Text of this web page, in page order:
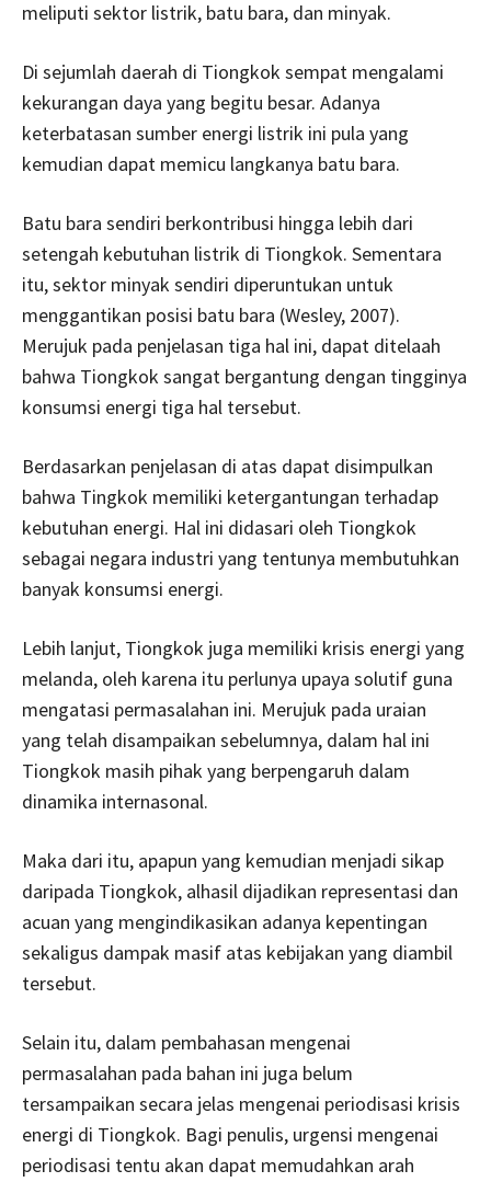
meliputi sektor listrik, batu bara, dan minyak.
Di sejumlah daerah di Tiongkok sempat mengalami
kekurangan daya yang begitu besar. Adanya
keterbatasan sumber energi listrik ini pula yang
kemudian dapat memicu langkanya batu bara.
Batu bara sendiri berkontribusi hingga lebih dari
setengah kebutuhan listrik di Tiongkok. Sementara
itu, sektor minyak sendiri diperuntukan untuk
menggantikan posisi batu bara (Wesley, 2007).
Merujuk pada penjelasan tiga hal ini, dapat ditelaah
bahwa Tiongkok sangat bergantung dengan tingginya
konsumsi energi tiga hal tersebut.
Berdasarkan penjelasan di atas dapat disimpulkan
bahwa Tingkok memiliki ketergantungan terhadap
kebutuhan energi. Hal ini didasari oleh Tiongkok
sebagai negara industri yang tentunya membutuhkan
banyak konsumsi energi.
Lebih lanjut, Tiongkok juga memiliki krisis energi yang
melanda, oleh karena itu perlunya upaya solutif guna
mengatasi permasalahan ini. Merujuk pada uraian
yang telah disampaikan sebelumnya, dalam hal ini
Tiongkok masih pihak yang berpengaruh dalam
dinamika internasonal.
Maka dari itu, apapun yang kemudian menjadi sikap
daripada Tiongkok, alhasil dijadikan representasi dan
acuan yang mengindikasikan adanya kepentingan
sekaligus dampak masif atas kebijakan yang diambil
tersebut.
Selain itu, dalam pembahasan mengenai
permasalahan pada bahan ini juga belum
tersampaikan secara jelas mengenai periodisasi krisis
energi di Tiongkok. Bagi penulis, urgensi mengenai
periodisasi tentu akan dapat memudahkan arah